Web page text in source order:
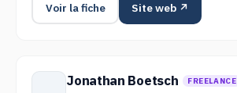
Voir la fiche Site web ↗
Jonathan Boetsch FREELANCE